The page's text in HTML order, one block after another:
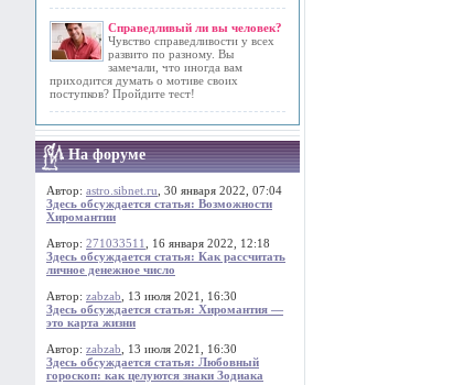
Справедливый ли вы человек?
Чувство справедливости у всех
развито по разному. Вы
замечали, что иногда вам
приходится думать о мотиве своих
поступков? Пройдите тест!
На форуме
Автор: astro.sibnet.ru , 30 января 2022, 07:04
Здесь обсуждается статья: Возможности
Хиромантии
Автор: 271033511
, 16 января 2022, 12:18
Здесь обсуждается статья: Как рассчитать
личное денежное число
Автор: zabzab , 13 июля 2021, 16:30
Здесь обсуждается статья: Хиромантия —
это карта жизни
Автор: zabzab , 13 июля 2021, 16:30
Здесь обсуждается статья: Любовный
гороскоп: как целуются знаки Зодиака